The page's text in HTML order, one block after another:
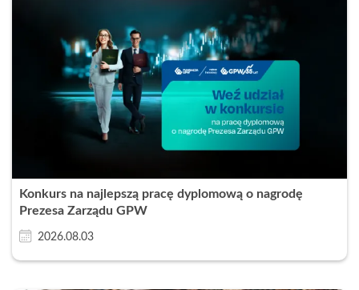
Konkurs na najlepszą pracę dyplomową o nagrodę
Prezesa Zarządu GPW
2026.08.03